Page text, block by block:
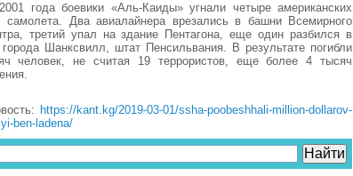
года боевики «Аль-Каиды» угнали четыре американских
самолета. Два авиалайнера врезались в башни Всемирного
третий упал на здание Пентагона, еще один разбился в
города Шанксвилл, штат Пенсильвания. В результате погибли
человек, не считая 19 террористов, еще более 4 тысяч
https://kant.kg/2019-03-01/ssha-poobeshhali-million-dollarov-
ben-ladena/